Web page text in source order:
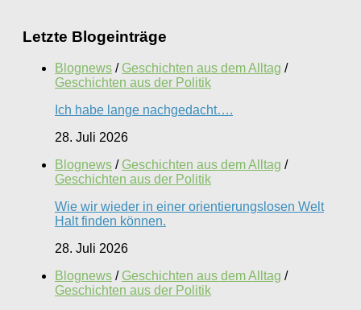
Letzte Blogeinträge
Blognews / Geschichten aus dem Alltag /
Geschichten aus der Politik
Ich habe lange nachgedacht….
28. Juli 2026
Blognews / Geschichten aus dem Alltag /
Geschichten aus der Politik
Wie wir wieder in einer orientierungslosen Welt
Halt finden können.
28. Juli 2026
Blognews / Geschichten aus dem Alltag /
Geschichten aus der Politik